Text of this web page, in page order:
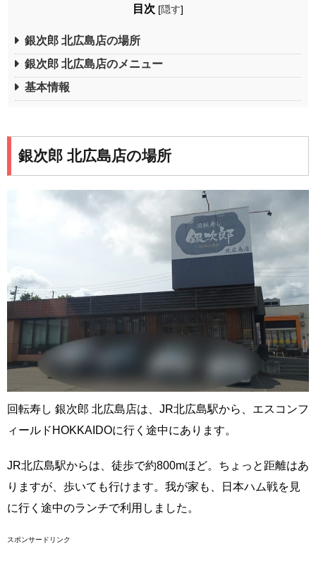
目次 [隠す]
銀次郎 北広島店の場所
銀次郎 北広島店のメニュー
基本情報
銀次郎 北広島店の場所
回転寿し 銀次郎 北広島店は、JR北広島駅から、エスコンフ
ィールドHOKKAIDOに行く途中にあります。
JR北広島駅からは、徒歩で約800mほど。ちょっと距離はあ
りますが、歩いても行けます。我が家も、日本ハム戦を見
に行く途中のランチで利用しました。
スポンサードリンク